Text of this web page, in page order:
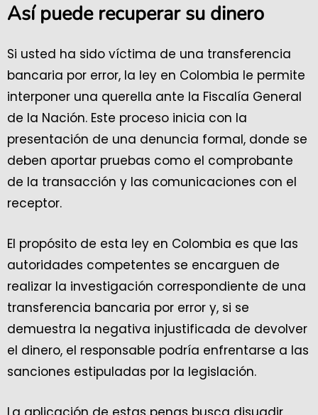
Así puede recuperar su dinero
Si usted ha sido víctima de una transferencia
bancaria por error, la ley en Colombia le permite
interponer una querella ante la Fiscalía General
de la Nación. Este proceso inicia con la
presentación de una denuncia formal, donde se
deben aportar pruebas como el comprobante
de la transacción y las comunicaciones con el
receptor.
El propósito de esta ley en Colombia es que las
autoridades competentes se encarguen de
realizar la investigación correspondiente de una
transferencia bancaria por error y, si se
demuestra la negativa injustificada de devolver
el dinero, el responsable podría enfrentarse a las
sanciones estipuladas por la legislación.